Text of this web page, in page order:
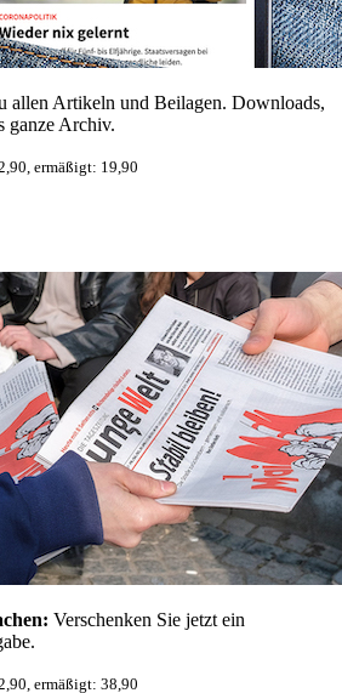
allen Artikeln und Beilagen. Downloads,
ganze Archiv.
ermäßigt: 19,90
Verschenken Sie jetzt ein
ermäßigt: 38,90